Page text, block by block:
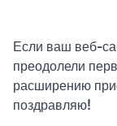
Если ваш веб-
преодолели
расширению
поздравляю!